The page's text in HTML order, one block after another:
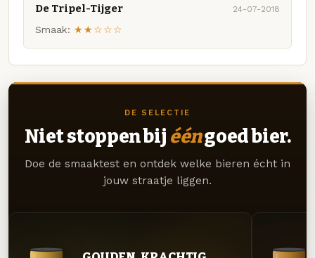
De Tripel-Tijger 24-07-2018
Smaak: ★★☆☆☆
DE SELECTIE
Niet stoppen bij ééngoed bier.
Doe de smaaktest en ontdek welke bieren écht in
jouw straatje liggen.